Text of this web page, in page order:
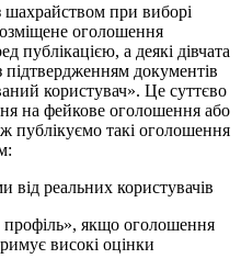
шахрайством при виборі
оголошення
публікацією, а деякі дівчата
підтвердженням документів
користувач». Це суттєво
на фейкове оголошення або
публікуємо такі оголошення
від реальних користувачів
якщо оголошення
високі оцінки